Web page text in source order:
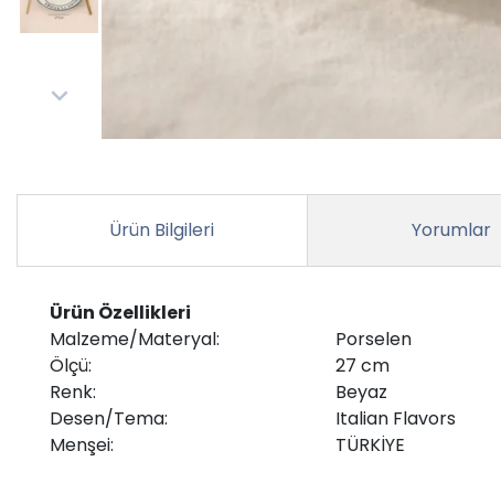
Ürün Bilgileri Yorumlar
Ürün Özellikleri
Malzeme/Materyal:
Porselen
Ölçü:
27 cm
Renk:
Beyaz
Desen/Tema:
Italian Flavors
Menşei:
TÜRKİYE